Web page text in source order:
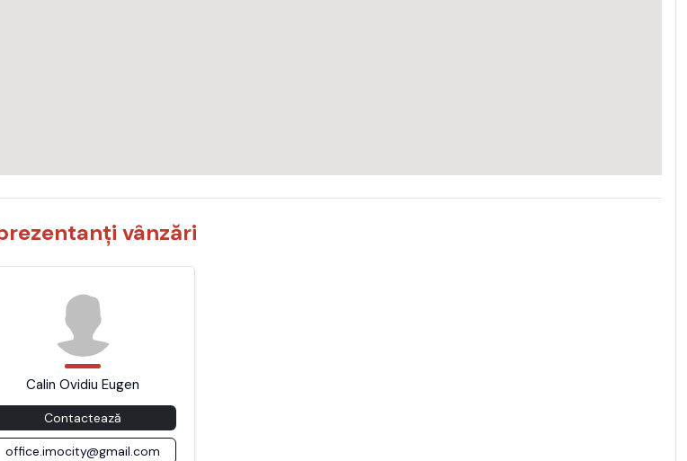
vânzări
Calin Ovidiu Eugen
Contactează
office.imocity@gmail.com